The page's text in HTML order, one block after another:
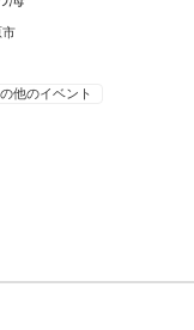
市
他のイベント